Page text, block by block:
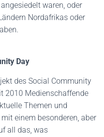
waren, oder
Nordafrikas oder
Day
des Social Community
2010 Medienschaffende
Themen und
einem besonderen, aber
all das, was